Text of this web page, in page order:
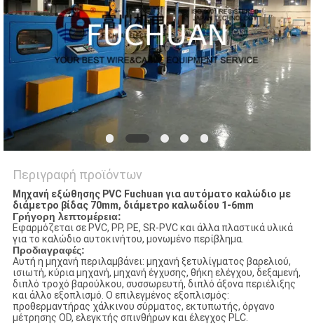
SITEMAP
PRIVACY
POLICY
Περιγραφή προϊόντων
Μηχανή εξώθησης PVC Fuchuan για αυτόματο καλώδιο με
διάμετρο βίδας 70mm, διάμετρο καλωδίου 1-6mm
Γρήγορη λεπτομέρεια:
Εφαρμόζεται σε PVC, PP, PE, SR-PVC και άλλα πλαστικά υλικά
για το καλώδιο αυτοκινήτου, μονωμένο περίβλημα.
Προδιαγραφές:
Αυτή η μηχανή περιλαμβάνει: μηχανή ξετυλίγματος βαρελιού,
ισιωτή, κύρια μηχανή, μηχανή έγχυσης, θήκη ελέγχου, δεξαμενή,
διπλό τροχό βαρούλκου, συσσωρευτή, διπλό άξονα περιέλιξης
και άλλο εξοπλισμό. Ο επιλεγμένος εξοπλισμός:
προθερμαντήρας χάλκινου σύρματος, εκτυπωτής, όργανο
μέτρησης OD, ελεγκτής σπινθήρων και έλεγχος PLC.